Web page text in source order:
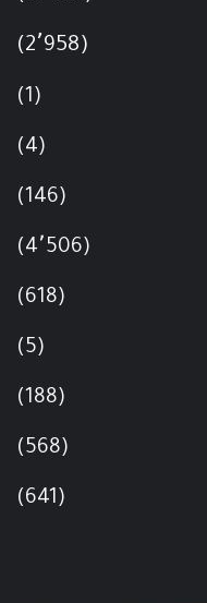
(2٬958)
(1)
(4)
(146)
(4٬506)
(618)
(5)
(188)
(568)
(641)